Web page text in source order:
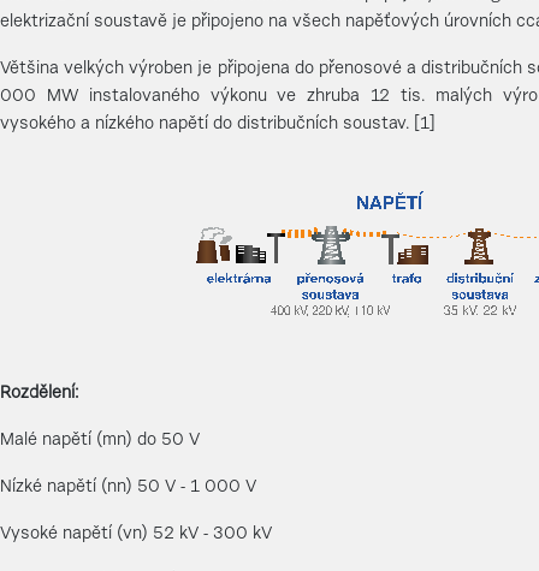
elektrizační soustavě je připojeno na všech napěťových úrovních
Většina velkých výroben je připojena do přenosové a distribučních
000 MW instalovaného výkonu ve zhruba 12 tis. malých
vysokého a nízkého napětí do distribučních soustav. [1]
Rozdělení:
Malé napětí (mn) do 50 V
Nízké napětí (nn) 50 V - 1 000 V
Vysoké napětí (vn) 52 kV - 300 kV